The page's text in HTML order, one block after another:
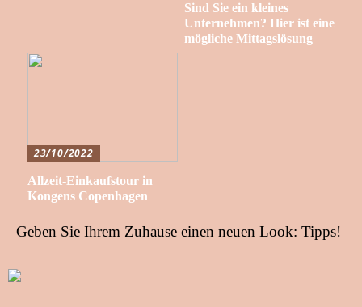
Sind Sie ein kleines
Unternehmen? Hier ist eine
mögliche Mittagslösung
23/10/2022
Allzeit-Einkaufstour in
Kongens Copenhagen
Geben Sie Ihrem Zuhause einen neuen Look: Tipps!